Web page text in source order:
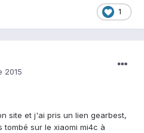
1
2015
site et j'ai pris un lien gearbest,
tombé sur le xiaomi mi4c à